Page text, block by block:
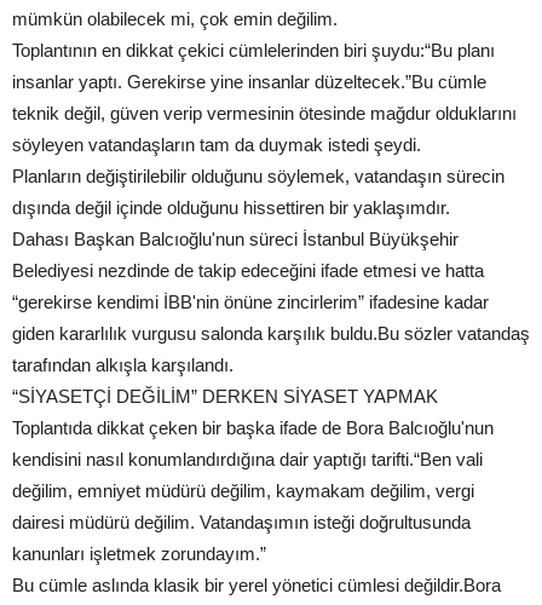
mümkün olabilecek mi, çok emin değilim.
Toplantının en dikkat çekici cümlelerinden biri şuydu:“Bu planı
insanlar yaptı. Gerekirse yine insanlar düzeltecek.”Bu cümle
teknik değil, güven verip vermesinin ötesinde mağdur olduklarını
söyleyen vatandaşların tam da duymak istedi şeydi.
Planların değiştirilebilir olduğunu söylemek, vatandaşın sürecin
dışında değil içinde olduğunu hissettiren bir yaklaşımdır.
Dahası Başkan Balcıoğlu'nun süreci İstanbul Büyükşehir
Belediyesi nezdinde de takip edeceğini ifade etmesi ve hatta
“gerekirse kendimi İBB'nin önüne zincirlerim” ifadesine kadar
giden kararlılık vurgusu salonda karşılık buldu.Bu sözler vatandaş
tarafından alkışla karşılandı.
“SİYASETÇİ DEĞİLİM” DERKEN SİYASET YAPMAK
Toplantıda dikkat çeken bir başka ifade de Bora Balcıoğlu'nun
kendisini nasıl konumlandırdığına dair yaptığı tarifti.“Ben vali
değilim, emniyet müdürü değilim, kaymakam değilim, vergi
dairesi müdürü değilim. Vatandaşımın isteği doğrultusunda
kanunları işletmek zorundayım.”
Bu cümle aslında klasik bir yerel yönetici cümlesi değildir.Bora